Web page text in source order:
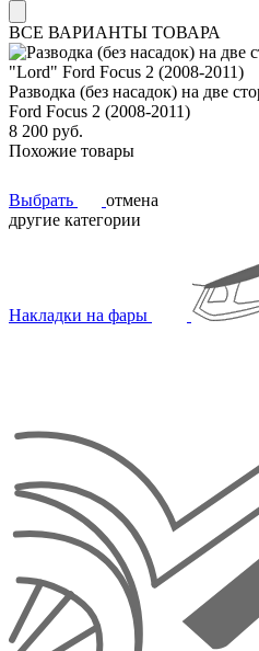
ВСЕ ВАРИАНТЫ ТОВАРА
Разводка (без насадок) на две
Ford Focus 2 (2008-2011)
8 200 руб.
Похожие товары
Выбрать
отмена
другие категории
Накладки на фары